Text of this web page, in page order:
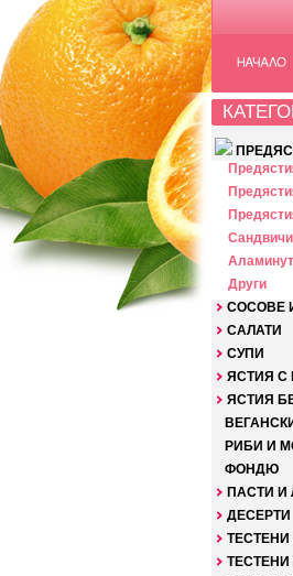
Сандвичи
Други
СОСОВЕ
САЛАТИ
СУПИ
ЯСТИЯ С
ЯСТИЯ
РИБИ И
ФОНДЮ
ПАСТИ И
ДЕСЕРТИ